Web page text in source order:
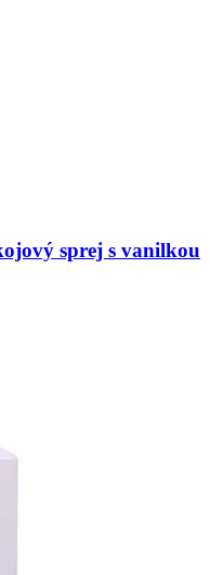
sprej s vanilkou